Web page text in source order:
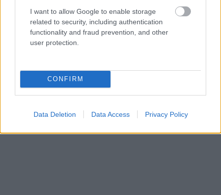
I want to allow Google to enable storage
related to security, including authentication
functionality and fraud prevention, and other
user protection.
CONFIRM
Data Deletion Data Access Privacy Policy
NÉPSZERŰ